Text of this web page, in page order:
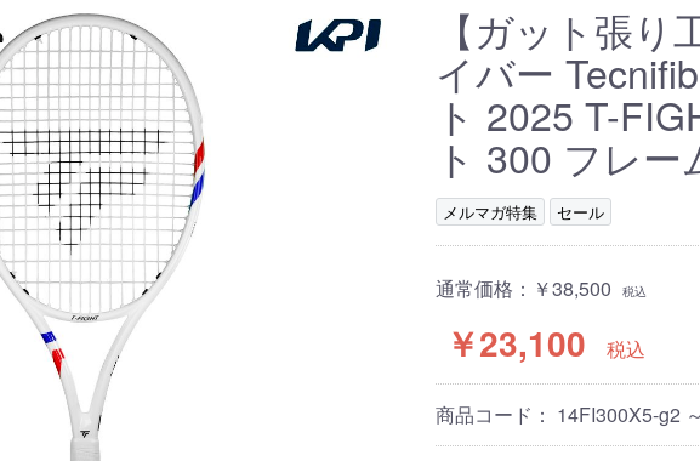
【ガット張
イバー
ト 2025 T-
ト 300 フレ
メルマガ特集 セール
通常価格： ￥38,500 税込
￥23,100 税込
商品コード： 14FI300X5-g2